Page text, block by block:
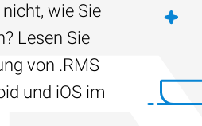
wie Sie
Lesen Sie
von .RMS
und iOS im